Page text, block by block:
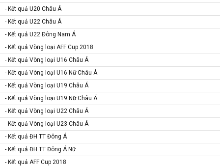
- Kết quả U20 Châu Á
- Kết quả U22 Châu Á
- Kết quả U22 Đông Nam Á
- Kết quả Vòng loại AFF Cup 2018
- Kết quả Vòng loại U16 Châu Á
- Kết quả Vòng loại U16 Nữ Châu Á
- Kết quả Vòng loại U19 Châu Á
- Kết quả Vòng loại U19 Nữ Châu Á
- Kết quả Vòng loại U22 Châu Á
- Kết quả Vòng loại U23 Châu Á
- Kết quả ĐH TT Đông Á
- Kết quả ĐH TT Đông Á Nữ
- Kết quả AFF Cup 2018